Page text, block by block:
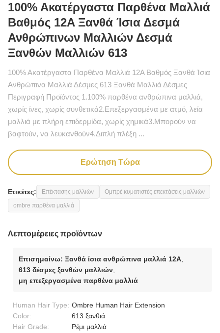
100% Ακατέργαστα Παρθένα Μαλλιά
Βαθμός 12A Ξανθά Ίσια Δεσμά
Ανθρώπινων Μαλλιών Δεσμά
Ξανθών Μαλλιών 613
100% Ακατέργαστα Παρθένα Μαλλιά 12A Βαθμός Ξανθά Ίσια
Ανθρώπινα Μαλλιά Δέσμες 613 Ξανθά Μαλλιά Δέσμες
Περιγραφή Προϊόντος 1.100% παρθένα ανθρώπινα μαλλιά,
χωρίς ίνες, χωρίς συνθετικά2.Επεξεργασμένα με ατμό, λεία
μαλλιά με πλήρη επιδερμίδα, χωρίς χημικά3.Μπορούν να
βαφτούν, να λευκανθούν4.Διπλή πλέξη ...
Ερώτηση Τώρα
Ετικέτες: Επέκτασης μαλλιών
Ομπρέ κυματιστές επεκτάσεις μαλλιών
ombre παρθένα μαλλιά
Λεπτομέρειες προϊόντων
Επισημαίνω: Ξανθά ίσια ανθρώπινα μαλλιά 12Α
613 δέσμες ξανθών μαλλιών
μη επεξεργασμένα παρθένα μαλλιά
Human Hair Type: Ombre Human Hair Extension
Color:
613 ξανθιά
Hair Grade:
Ρέμι μαλλιά